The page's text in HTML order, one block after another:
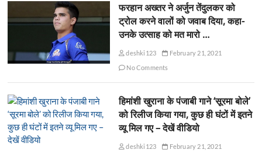
फरहान अख्तर ने अर्जुन तेंदुलकर को
ट्रोल करने वालों को जवाब दिया, कहा-
उनके उत्साह को मत मारो …
deshki123
February 21, 2021
No Comments
हिमांशी खुराना के पंजाबी गाने ‘सूरमा बोले’
को रिलीज किया गया, कुछ ही घंटों में इतने
व्यू मिल गए – देखें वीडियो
deshki123
February 21, 2021